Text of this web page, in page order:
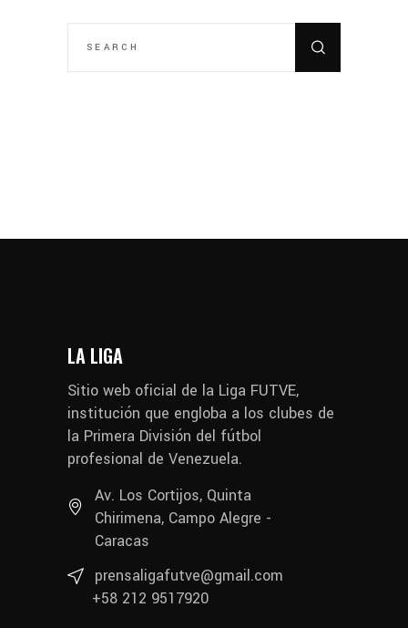
LA LIGA
Sitio web oficial de la Liga FUTVE,
institución que engloba a los clubes de
la Primera División del fútbol
profesional de Venezuela.
Av. Los Cortijos, Quinta
Chirimena, Campo Alegre -
Caracas
prensaligafutve@gmail.com
+58 212 9517920